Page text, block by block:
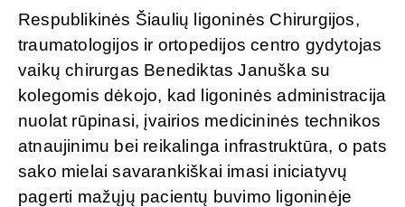
Respublikinės Šiaulių ligoninės Chirurgijos,
traumatologijos ir ortopedijos centro gydytojas
vaikų chirurgas Benediktas Januška su
kolegomis dėkojo, kad ligoninės administracija
nuolat rūpinasi, įvairios medicininės technikos
atnaujinimu bei reikalinga infrastruktūra, o pats
sako mielai savarankiškai imasi iniciatyvų
pagerti mažųjų pacientų buvimo ligoninėje